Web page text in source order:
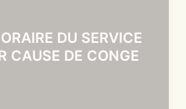
DU SERVICE
CAUSE DE CONGE